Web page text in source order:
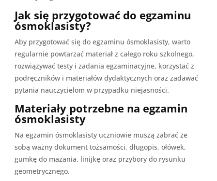
Jak się przygotować do egzaminu
ósmoklasisty?
Aby przygotować się do egzaminu ósmoklasisty, warto
regularnie powtarzać materiał z całego roku szkolnego,
rozwiązywać testy i zadania egzaminacyjne, korzystać z
podręczników i materiałów dydaktycznych oraz zadawać
pytania nauczycielom w przypadku niejasności.
Materiały potrzebne na egzamin
ósmoklasisty
Na egzamin ósmoklasisty uczniowie muszą zabrać ze
sobą ważny dokument tożsamości, długopis, ołówek,
gumkę do mazania, linijkę oraz przybory do rysunku
geometrycznego.